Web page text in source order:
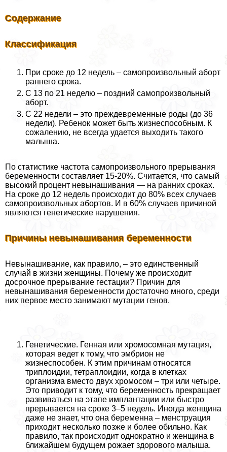
Содержание
Классификация
При сроке до 12 недель – самопроизвольный aбopт
раннего срока.
С 13 по 21 неделю – поздний самопроизвольный
aбopт.
С 22 недели – это преждевременные роды (до 36
недели). Ребенок может быть жизнеспособным. К
сожалению, не всегда удается выходить такого
малыша.
По статистике частота самопроизвольного прерывания
беременности составляет 15-20%. Считается, что самый
высокий процент невынашивания — на ранних сроках.
На сроке до 12 недель происходит до 80% всех случаев
самопроизвольных aбopтов. И в 60% случаев причиной
являются генетические нарушения.
Причины невынашивания беременности
Невынашивание, как правило, – это единственный
случай в жизни женщины. Почему же происходит
досрочное прерывание гестации? Причин для
невынашивания беременности достаточно много, среди
них первое место занимают мутации генов.
Генетические. Генная или хромосомная мутация,
которая ведет к тому, что эмбрион не
жизнеспособен. К этим причинам относятся
триплоидии, тетраплоидии, когда в клетках
организма вместо двух хромосом – три или четыре.
Это приводит к тому, что беременность прекращает
развиваться на этапе имплантации или быстро
прерывается на сроке 3–5 недель. Иногда женщина
даже не знает, что она беременна – мeнcтpуация
приходит несколько позже и более обильно. Как
правило, так происходит однократно и женщина в
ближайшем будущем рожает здорового малыша.